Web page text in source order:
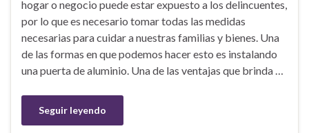
hogar o negocio puede estar expuesto a los delincuentes,
por lo que es necesario tomar todas las medidas
necesarias para cuidar a nuestras familias y bienes. Una
de las formas en que podemos hacer esto es instalando
una puerta de aluminio. Una de las ventajas que brinda …
Seguir leyendo